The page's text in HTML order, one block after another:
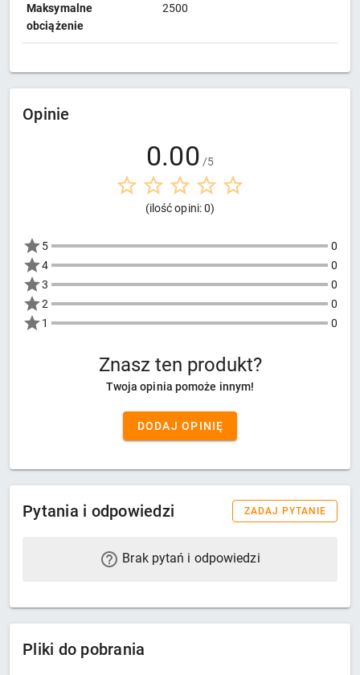
Maksymalne
obciążenie
2500
Opinie
0.00 /5
(ilość opini: 0)
5
0
4
0
3
0
2
0
1
0
Znasz ten produkt?
Twoja opinia pomoże innym!
DODAJ OPINIĘ
Pytania i odpowiedzi ZADAJ PYTANIE
Brak pytań i odpowiedzi
Pliki do pobrania